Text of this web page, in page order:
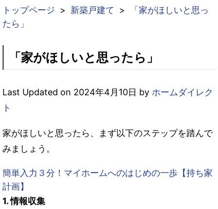
トップページ > 新築戸建て >
「家がほしいと思っ
たら」
「家がほしいと思ったら」
Last Updated on 2024年4月10日 by ホームダイレク
ト
家がほしいと思ったら、まず以下のステップを踏んで
みましょう。
簡単入力３分！マイホームへのはじめの一歩【持ち家
計画】
1. 情報収集